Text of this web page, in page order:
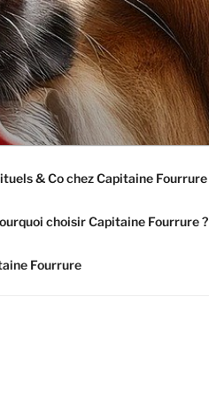
& Co chez Capitaine Fourrure
choisir Capitaine Fourrure ?
Fourrure